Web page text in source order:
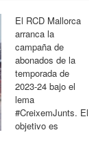
El RCD Mallorca
arranca la
campaña de
abonados de la
temporada de
2023-24 bajo el
lema
#CreixemJunts. El
objetivo es